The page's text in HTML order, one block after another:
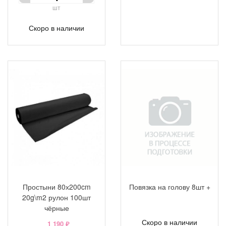
шт
Скоро в наличии
Простыни 80х200cm
20g\m2 рулон 100шт
чёрные
1 190 ₽
Повязка на голову 8шт +
Скоро в наличии